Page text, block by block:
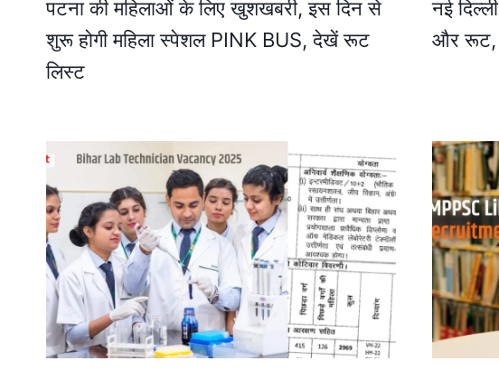
पटना की महिलाओं के लिए खुशखबरी, इस दिन से
शुरू होगी महिला स्पेशल PINK BUS, देखें रूट
लिस्ट
नई
और रूट,